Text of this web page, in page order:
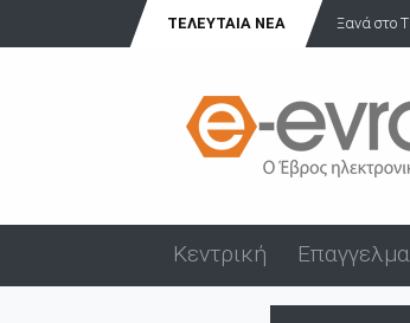
ΤΕΛΕΥΤΑΊΑ ΝΈΑ Ξανά στο
Κεντρική